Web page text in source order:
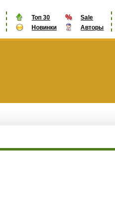
Топ 30
Sale
Новинки
Авторы